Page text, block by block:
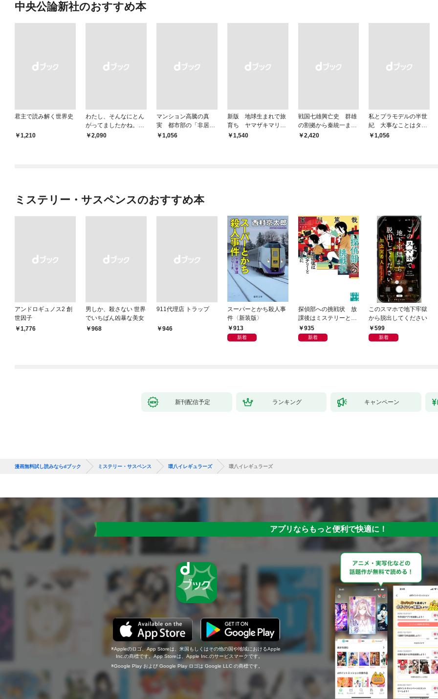
中央公論新社のおすすめ本
君主で読み解く世界史
￥1,210
わたし、そんなにとん
がってましたかね。
獅子座、Ａ型、丙午は
￥2,090
マンション高騰の真
実 都市部の「非居住
化」が街を壊す
￥1,056
新版 地球生まれで旅
育ち ヤマザキマリ流
人生論
￥1,540
戦国七雄興亡史 群雄
の割拠から秦統一まで
の道程
￥2,420
私とプラモデルの半世
紀 大事なことはタミ
ヤが教えてくれた
￥1,056
ミステリー・サスペンスのおすすめ本
アンドロギュノス2 創
世因子
￥1,776
男しか、殺さない 世界
でいちばん凶暴な美女
￥968
911代理店 トラップ
￥946
スーパーとかち殺人事
件〈新装版〉
913
新着
探偵部への挑戦状 放
課後はミステリーとと
もに 新装版
935
新着
このスマホで地下牢獄
から脱出してください
599
新着
新刊配信予定 ランキング キャンペーン
漫画無料試し読みならdブック ミステリー・サスペンス 環八イレギュラーズ 環八イレギュラーズ
アプリならもっと便利で快適に！
Appleのロゴ、App Storeは、米国もしくはその他の国や地域におけるApple
Inc.の商標です。App Storeは、Apple Inc.のサービスマークです。
Google Play および Google Play ロゴは Google LLC の商標です。